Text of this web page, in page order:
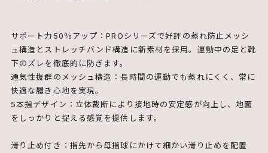
サポート力50％アップ：PROシリーズで好評の蒸れ防止メッシ
ュ構造とストレッチバンド構造に新素材を採用。運動中の足と靴
下のズレを徹底的に防ぎます。
通気性抜群のメッシュ構造：長時間の運動でも蒸れにくく、常に
快適な履き心地を実現。
5本指デザイン：立体裁断により接地時の安定感が向上し、地面
をしっかりと捉える感覚を提供します。
滑り止め付き：指先から母指球にかけて細かい滑り止めを配置